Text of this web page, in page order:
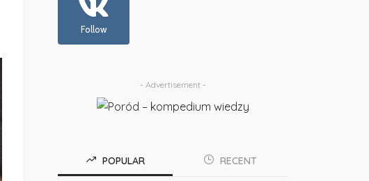
Follow
- Advertisement -
POPULAR RECENT